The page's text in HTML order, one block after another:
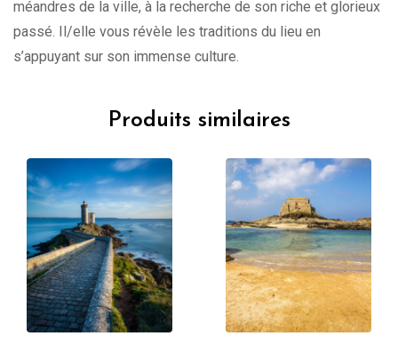
méandres de la ville, à la recherche de son riche et glorieux
passé. Il/elle vous révèle les traditions du lieu en
s’appuyant sur son immense culture.
Produits similaires